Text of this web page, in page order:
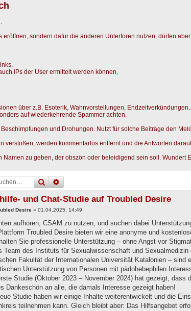
sondern dafür die anderen Unterforen nutzen, dürfen
IPs der User ermittelt werden können,
über z.B. Esoterik, Wahnvorstellungen,
auf wiederkehrende Spammer achten.
und Drohungen. Nutzt für solche Beiträge den
verstoßen, werden kommentarlos entfernt und die Antworten
Namen zu geben, der obszön oder beleidigend sein soll.
sucheerweiterte
und Chat-Studie auf Troubled Desire
Desire» 01.04.2025, 14:49
aufhören, CSAM zu nutzen, und suchen dabei
Troubled Desire bieten wir eine anonyme und
Sie professionelle Unterstützung – ohne Angst vor
Team des Instituts für Sexualwissenschaft und
Fakultät der Internationalen Universität Katalonien – sind
Unterstützung von Personen mit pädohebephilen
Studie (Oktober 2023 – November 2024) hat gezeigt, dass
Dankeschön an alle, die damals Interesse gezeigt haben!
Studie haben wir einige Inhalte weiterentwickelt und die
teilnehmen kann. Gleich bleibt aber: Das Hilfsangebot